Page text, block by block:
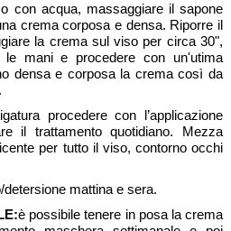
con acqua, massaggiare il sapone
crema corposa e densa. Riporre il
la crema sul viso per circa 30",
le mani e procedere con un'utima
densa e corposa la crema così da
procedere con l’applicazione
il trattamento quotidiano. Mezza
per tutto il viso, contorno occhi
mattina e sera.
è possibile tenere in posa la crema